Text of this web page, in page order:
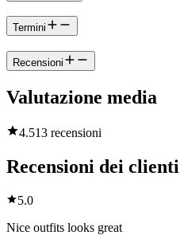
Termini
Recensioni
Valutazione media
4.513 recensioni
Recensioni dei clienti
5.0
Nice outfits looks great